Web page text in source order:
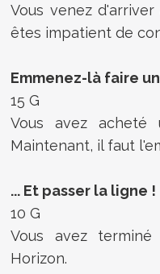
Vous venez
êtes impatient de
Emmenez-là faire
15 G
Vous avez acheté
Maintenant, il faut
... Et passer la ligne !
10 G
Vous avez
Horizon.